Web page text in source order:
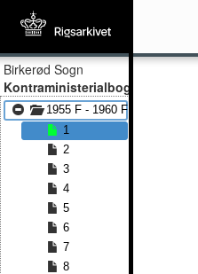
Birkerød Sogn
Kontraministerialbog
1955 F - 1960 F
1
2
3
4
5
6
7
8